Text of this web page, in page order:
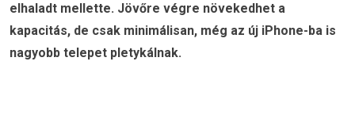
elhaladt mellette. Jövőre végre növekedhet a
kapacitás, de csak minimálisan, még az új iPhone-ba is
nagyobb telepet pletykálnak.